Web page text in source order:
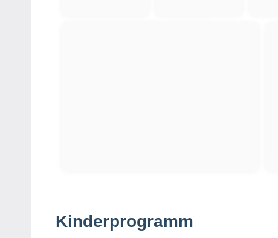
Kinderprogramm